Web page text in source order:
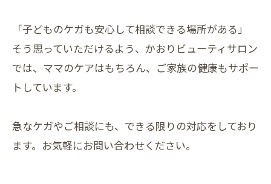
「子どものケガも安心して相談できる場所がある」
そう思っていただけるよう、かおりビューティサロン
では、ママのケアはもちろん、ご家族の健康もサポー
トしています。
急なケガやご相談にも、できる限りの対応をしており
ます。お気軽にお問い合わせください。